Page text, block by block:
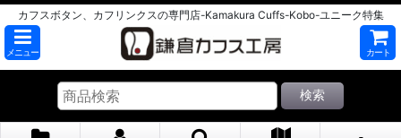
カフスボタン、カフリンクスの専門店-Kamakura Cuffs-Kobo-ユニーク特集
メニュー カート
検索